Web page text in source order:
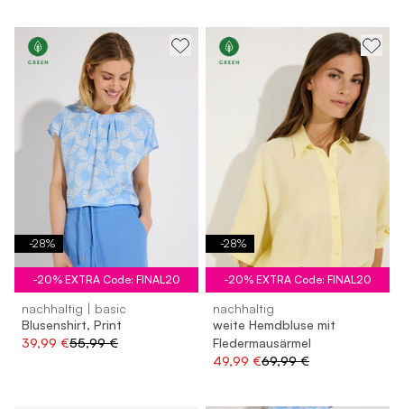
-28%
-20% EXTRA Code: FINAL20
nachhaltig | basic
Blusenshirt, Print
39,99 €55,99 €
-28%
-20% EXTRA Code: FINAL20
nachhaltig
weite Hemdbluse mit
Fledermausärmel
49,99 €69,99 €